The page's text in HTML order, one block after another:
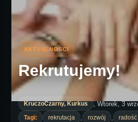
Rekrutujemy!
KruczoCzarny, Kurkus , Wtorek, 3
Tagi: rekrutacja rozwój radość